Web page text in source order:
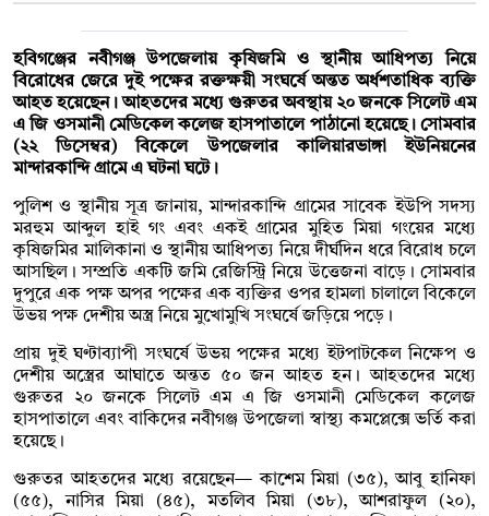
হবিগঞ্জের নবীগঞ্জ উপজেলায় কৃষিজমি ও স্থানীয় আধিপত্য নিয়ে
বিরোধের জেরে দুই পক্ষের রক্তক্ষয়ী সংঘর্ষে অন্তত অর্ধশতাধিক ব্যক্তি
আহত হয়েছেন। আহতদের মধ্যে গুরুতর অবস্থায় ২০ জনকে সিলেট এম
এ জি ওসমানী মেডিকেল কলেজ হাসপাতালে পাঠানো হয়েছে। সোমবার
(২২ ডিসেম্বর) বিকেলে উপজেলার কালিয়ারভাঙ্গা ইউনিয়নের
মান্দারকান্দি গ্রামে এ ঘটনা ঘটে।
‎পুলিশ ও স্থানীয় সূত্র জানায়, মান্দারকান্দি গ্রামের সাবেক ইউপি সদস্য
মরহুম আব্দুল হাই গং এবং একই গ্রামের মুহিত মিয়া গংয়ের মধ্যে
কৃষিজমির মালিকানা ও স্থানীয় আধিপত্য নিয়ে দীর্ঘদিন ধরে বিরোধ চলে
আসছিল। সম্প্রতি একটি জমি রেজিস্ট্রি নিয়ে উত্তেজনা বাড়ে। সোমবার
দুপুরে এক পক্ষ অপর পক্ষের এক ব্যক্তির ওপর হামলা চালালে বিকেলে
উভয় পক্ষ দেশীয় অস্ত্র নিয়ে মুখোমুখি সংঘর্ষে জড়িয়ে পড়ে।
‎প্রায় দুই ঘণ্টাব্যাপী সংঘর্ষে উভয় পক্ষের মধ্যে ইটপাটকেল নিক্ষেপ ও
দেশীয় অস্ত্রের আঘাতে অন্তত ৫০ জন আহত হন। আহতদের মধ্যে
গুরুতর ২০ জনকে সিলেট এম এ জি ওসমানী মেডিকেল কলেজ
হাসপাতালে এবং বাকিদের নবীগঞ্জ উপজেলা স্বাস্থ্য কমপ্লেক্সে ভর্তি করা
হয়েছে।
‎গুরুতর আহতদের মধ্যে রয়েছেন— কাশেম মিয়া (৩৫), আবু হানিফা
(৫৫), নাসির মিয়া (৪৫), মতলিব মিয়া (৩৮), আশরাফুল (২০),